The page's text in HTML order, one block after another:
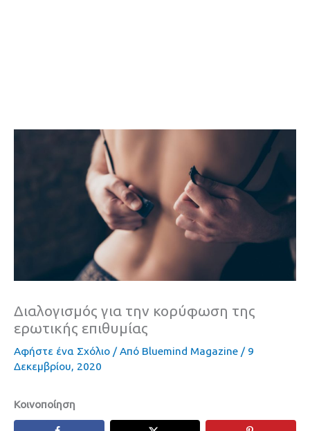
Διαλογισμός για την κορύφωση της
ερωτικής επιθυμίας
Αφήστε ένα Σχόλιο / Από Bluemind Magazine / 9
Δεκεμβρίου, 2020
Κοινοποίηση